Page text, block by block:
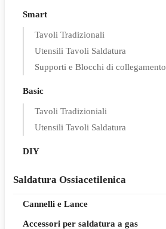
Smart
Tavoli Tradizionali
Utensili Tavoli Saldatura
Supporti e Blocchi di collegamento
Basic
Tavoli Tradizioniali
Utensili Tavoli Saldatura
DIY
Saldatura Ossiacetilenica
Cannelli e Lance
Accessori per saldatura a gas